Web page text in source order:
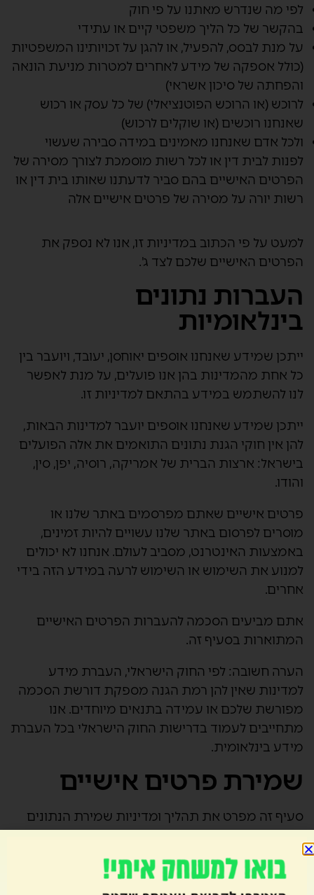
לפי מה שנדרש מאתנו על פי חוק
בהקשר של כל הליך משפטי קיים או עתידי
על מנת לבסס, להפעיל, או להגן על זכויותינו המשפטיות
(כולל אספקה של מידע לאחרים למטרות מניעת הונאה
והפחתה של סיכון אשראי)
לרוכש (או הרוכש הפוטנציאלי) של כל עסק או רכוש
שאנחנו רוכשים (או שוקלים לרכוש)
ולכל אדם שאנחנו מאמינים במידה סבירה שעשוי
לפנות לבית דין או לכל רשות מוסמכת לצורך מסירה של
הפרטים האישיים בהם סביר לדעתנו שאותו בית דין או
רשות יורה על מסירה של פרטים אישיים אלה
למעט על פי הכתוב במדיניות זו, אנו לא נספק את
הפרטים האישיים שלכם לצד ג'.
העברות נתונים
בינלאומיות
ייתכן שמידע שאנחנו אוספים יאוחסן, יעובד, ויועבר בין
כל אחת מהמדינות בהן אנו פועלים, על מנת לאפשר
לנו להשתמש במידע בהתאם למדיניות זו.
ייתכן שמידע שאנחנו אוספים יועבר למדינות הבאות,
להן אין חוקי הגנת נתונים התואמים את אלה הפועלים
בישראל: ארצות הברית של אמריקה, רוסיה, יפן, סין,
והודו.
פרטים אישיים שאתם מפרסמים באתר שלנו או
מוסרים לפרסום באתר שלנו עשויים להיות זמינים,
באמצעות האינטרנט, מסביב לעולם. אנחנו לא יכולים
למנוע את השימוש או השימוש לרעה במידע הזה בידי
אחרים.
אתם מביעים הסכמה להעברות הפרטים האישיים
המתוארות בסעיף זה.
הערה חשובה: לפי החוק הישראלי, העברת מידע
למדינות שאין להן רמת הגנה מספקת דורשת הסכמה
מפורשת שלכם או עמידה בתנאים מיוחדים. אנו
מתחייבים לעמוד בדרישות החוק הישראלי בכל העברת
מידע בינלאומית.
שמירת פרטים אישיים
סעיף זה מפרט את תהליך ומדיניות שמירת הנתונים
שלנו, המתוכננים לעזור להבטיח שאנחנו נענים לחובות
המשפטיות שלנו הנוגעות לשמירה ולמחיקה של פרטים
אישיים.